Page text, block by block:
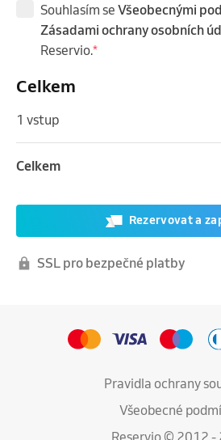
Souhlasím se Všeobecnými
Zásadami ochrany osobních
Reservio.*
Celkem
1 vstup
Celkem
Rezervovat a
SSL pro bezpečné platby
Pravidla ochrany
Všeobecné
Reservio © 2012 -